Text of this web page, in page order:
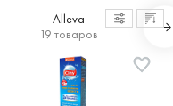
Alleva
19 товаров